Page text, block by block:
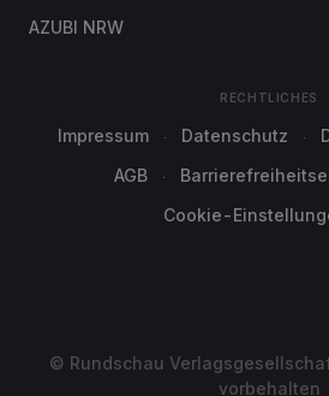
AZUBI NRW
RECHTLICHES
Impressum Datenschutz
AGB
Cookie-
© Rundschau
vorbehalten